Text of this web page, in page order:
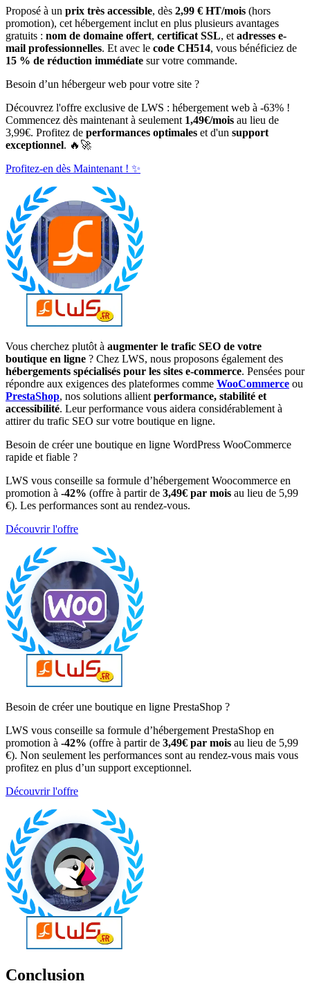
Proposé à un prix très accessible, dès 2,99 € HT/mois (hors
promotion), cet hébergement inclut en plus plusieurs avantages
gratuits : nom de domaine offert, certificat SSL, et adresses e-
mail professionnelles. Et avec le code CH514, vous bénéficiez de
15 % de réduction immédiate sur votre commande.
Besoin d’un hébergeur web pour votre site ?
Découvrez l'offre exclusive de LWS : hébergement web à -63% !
Commencez dès maintenant à seulement 1,49€/mois au lieu de
3,99€. Profitez de performances optimales et d'un support
exceptionnel. 🔥🚀
Profitez-en dès Maintenant ! ✨
Vous cherchez plutôt à augmenter le trafic SEO de votre
boutique en ligne ? Chez LWS, nous proposons également des
hébergements spécialisés pour les sites e-commerce. Pensées pour
répondre aux exigences des plateformes comme WooCommerce ou
PrestaShop, nos solutions allient performance, stabilité et
accessibilité. Leur performance vous aidera considérablement à
attirer du trafic SEO sur votre boutique en ligne.
Besoin de créer une boutique en ligne WordPress WooCommerce
rapide et fiable ?
LWS vous conseille sa formule d’hébergement Woocommerce en
promotion à -42% (offre à partir de 3,49€ par mois au lieu de 5,99
€). Les performances sont au rendez-vous.
Découvrir l'offre
Besoin de créer une boutique en ligne PrestaShop ?
LWS vous conseille sa formule d’hébergement PrestaShop en
promotion à -42% (offre à partir de 3,49€ par mois au lieu de 5,99
€). Non seulement les performances sont au rendez-vous mais vous
profitez en plus d’un support exceptionnel.
Découvrir l'offre
Conclusion